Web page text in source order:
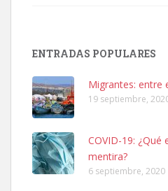
Leales.org » Gran Canaria
ENTRADAS POPULARES
Migrantes: entre
19 septiembre,
COVID-19: ¿Qué
mentira?
6 septiembre, 2020